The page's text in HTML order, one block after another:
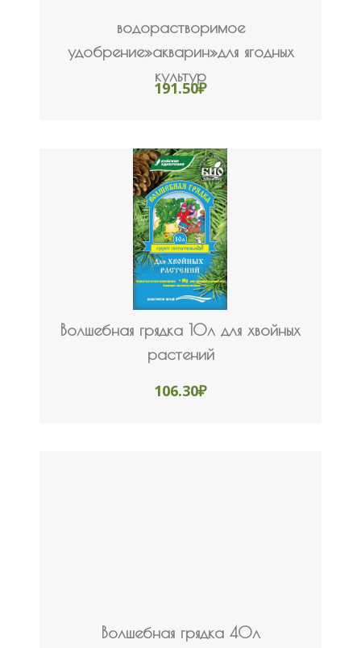
водорастворимое
удобрение»акварин»для ягодных
культур
191.50₽
Волшебная грядка 10л для хвойных
растений
106.30₽
Волшебная грядка 40л